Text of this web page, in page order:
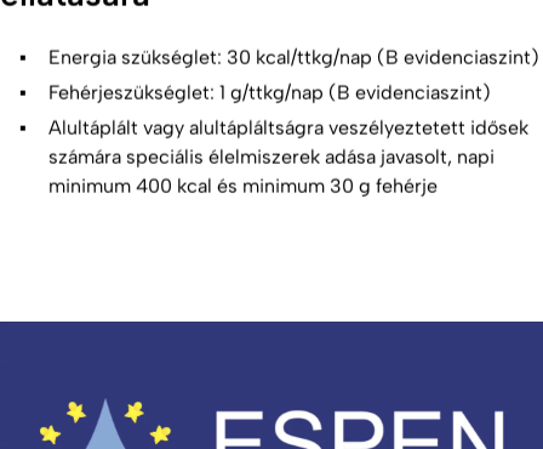
Energia szükséglet: 30 kcal/ttkg/nap (B evidenciaszint)
Fehérjeszükséglet: 1 g/ttkg/nap (B evidenciaszint)
Alultáplált vagy alultápláltságra veszélyeztetett idősek
számára speciális élelmiszerek adása javasolt, napi
minimum 400 kcal és minimum 30 g fehérje